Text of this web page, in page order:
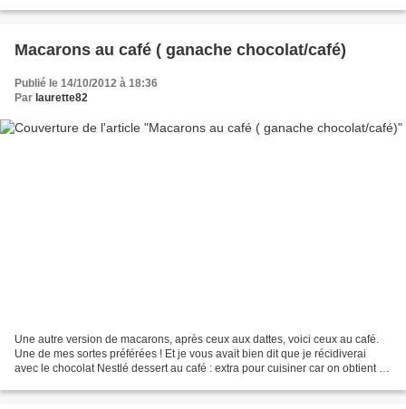
Macarons au café ( ganache chocolat/café)
Publié le 14/10/2012 à 18:36
Par laurette82
Une autre version de macarons, après ceux aux dattes, voici ceux au café.
Une de mes sortes préférées ! Et je vous avait bien dit que je récidiverai
avec le chocolat Nestlé dessert au café : extra pour cuisiner car on obtient un